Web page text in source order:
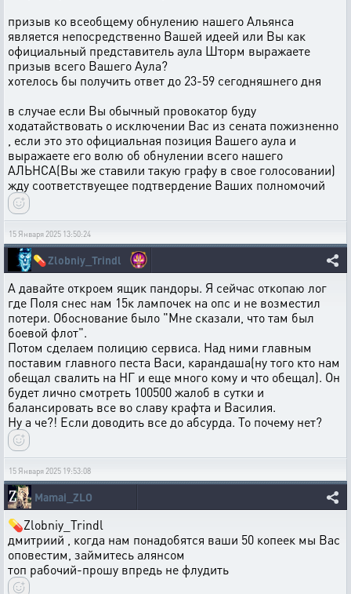
призыв ко всеобщему обнулению нашего Альянса
является непосредственно Вашей идеей или Вы как
официальный представитель аула Шторм выражаете
призыв всего Вашего Аула?
хотелось бы получить ответ до 23-59 сегодняшнего дня
в случае если Вы обычный провокатор буду
ходатайствовать о исключении Вас из сената пожизненно
, если это это официальная позиция Вашего аула и
выражаете его волю об обнулении всего нашего
АЛЬНСА(Вы же ставили такую графу в свое голосовании)
жду соответствуещее подтвердение Ваших полномочий
15 Января 2025 13:50:24
💊Zlobniy_Trindl
А давайте откроем ящик пандоры. Я сейчас откопаю лог
где Поля снес нам 15к лампочек на опс и не возместил
потери. Обоснование было "Мне сказали, что там был
боевой флот".
Потом сделаем полицию сервиса. Над ними главным
поставим главного песта Васи, карандаша(ну того кто нам
обещал свалить на НГ и еще много кому и что обещал). Он
будет лично смотреть 100500 жалоб в сутки и
балансировать все во славу крафта и Василия.
Ну а че?! Если доводить все до абсурда. То почему нет?
15 Января 2025 19:53:08
Mamai_ZLO
💊Zlobniy_Trindl
дмитриий , когда нам понадобятся ваши 50 копеек мы Вас
оповестим, займитесь алянсом
топ рабочий-прошу впредь не флудить